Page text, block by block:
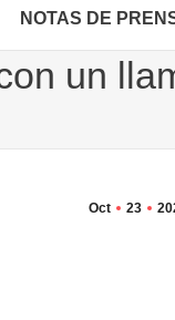
NOTAS DE
un
Oct 23